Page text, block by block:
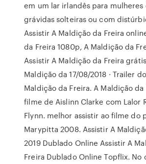
em um lar irlandês para mulheres
grávidas solteiras ou com
Assistir A Maldição da Freira
da Freira 1080p, A Maldição da
Assistir A Maldição da Freira
Maldição da 17/08/2018 · Trailer
Maldição da Freira. A Maldição da
filme de Aislinn Clarke com Lalor
Flynn. melhor assistir ao filme do
Marypitta 2008. Assistir A
2019 Dublado Online Assistir A
Freira Dublado Online Topflix. No